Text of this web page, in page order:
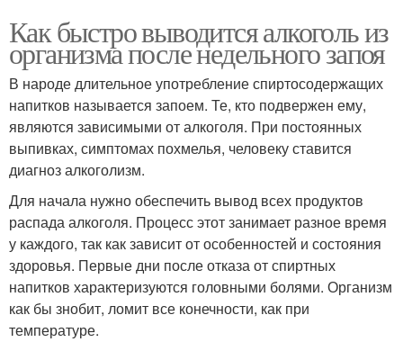
Как быстро выводится алкоголь из
организма после недельного запоя
В народе длительное употребление спиртосодержащих
напитков называется запоем. Те, кто подвержен ему,
являются зависимыми от алкоголя. При постоянных
выпивках, симптомах похмелья, человеку ставится
диагноз алкоголизм.
Для начала нужно обеспечить вывод всех продуктов
распада алкоголя. Процесс этот занимает разное время
у каждого, так как зависит от особенностей и состояния
здоровья. Первые дни после отказа от спиртных
напитков характеризуются головными болями. Организм
как бы знобит, ломит все конечности, как при
температуре.